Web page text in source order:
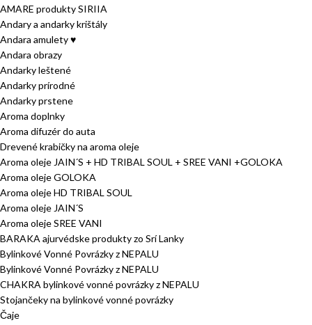
AMARE produkty SIRIIA
Andary a andarky krištály
Andara amulety ♥
Andara obrazy
Andarky leštené
Andarky prírodné
Andarky prstene
Aroma doplnky
Aroma difuzér do auta
Drevené krabičky na aroma oleje
Aroma oleje JAIN´S + HD TRIBAL SOUL + SREE VANI +GOLOKA
Aroma oleje GOLOKA
Aroma oleje HD TRIBAL SOUL
Aroma oleje JAIN´S
Aroma oleje SREE VANI
BARAKA ajurvédske produkty zo Srí Lanky
Bylinkové Vonné Povrázky z NEPALU
Bylinkové Vonné Povrázky z NEPALU
CHAKRA bylinkové vonné povrázky z NEPALU
Stojančeky na bylinkové vonné povrázky
Čaje